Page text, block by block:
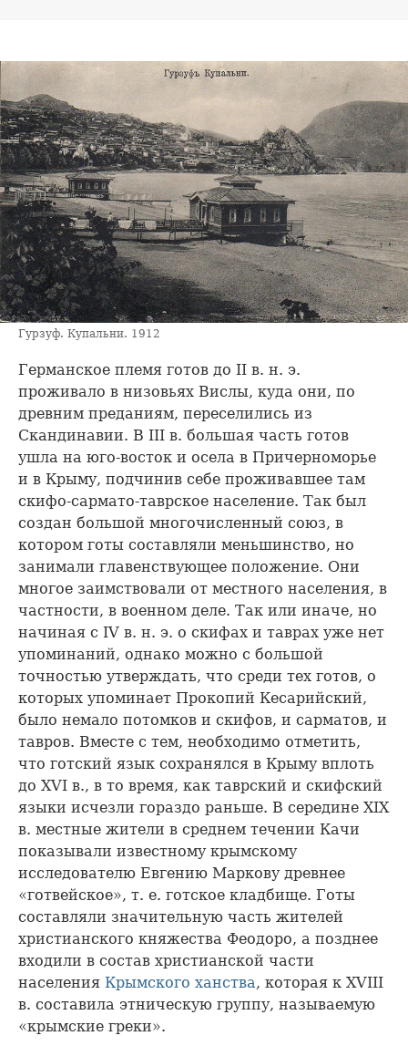
Гурзуф. Купальни. 1912
Германское племя готов до II в. н. э.
проживало в низовьях Вислы, куда они, по
древним преданиям, переселились из
Скандинавии. В III в. большая часть готов
ушла на юго-восток и осела в Причерноморье
и в Крыму, подчинив себе проживавшее там
скифо-сармато-таврское население. Так был
создан большой многочисленный союз, в
котором готы составляли меньшинство, но
занимали главенствующее положение. Они
многое заимствовали от местного населения, в
частности, в военном деле. Так или иначе, но
начиная с IV в. н. э. о скифах и таврах уже нет
упоминаний, однако можно с большой
точностью утверждать, что среди тех готов, о
которых упоминает Прокопий Кесарийский,
было немало потомков и скифов, и сарматов, и
тавров. Вместе с тем, необходимо отметить,
что готский язык сохранялся в Крыму вплоть
до XVI в., в то время, как таврский и скифский
языки исчезли гораздо раньше. В середине XIX
в. местные жители в среднем течении Качи
показывали известному крымскому
исследователю Евгению Маркову древнее
«готвейское», т. е. готское кладбище. Готы
составляли значительную часть жителей
христианского княжества Феодоро, а позднее
входили в состав христианской части
населения Крымского ханства, которая к XVIII
в. составила этническую группу, называемую
«крымские греки».